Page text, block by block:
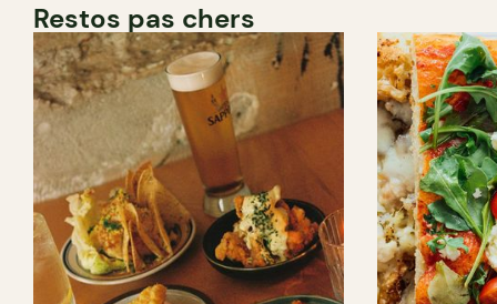
Restos pas chers